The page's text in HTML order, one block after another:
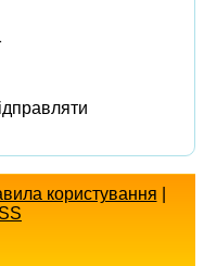
користування